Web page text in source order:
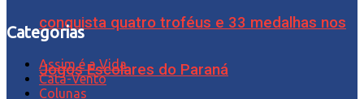
conquista quatro troféus e 33 medalhas nos
Jogos Escolares do Paraná
Categorias
Assim é a Vida
Cata-Vento
Colunas